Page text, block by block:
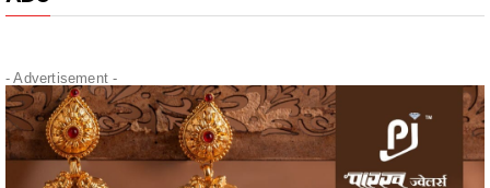
- Advertisement -